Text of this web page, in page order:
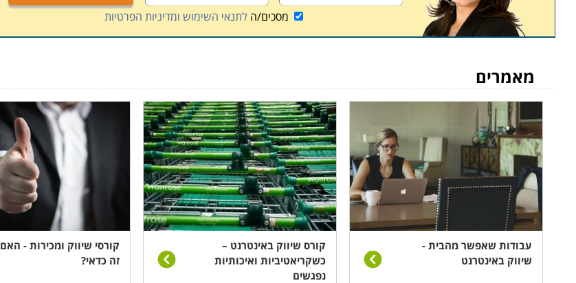
מסכים/הלתנאי השימוש ומדיניות הפרטיות
מאמרים
עבודות שאפשר מהבית -
שיווק באינטרנט
קורס שיווק באינטרנט –
כשקריאטיביות ואיכותיות
נפגשים
קורסי שיווק ומכירות - האם
זה כדאי?